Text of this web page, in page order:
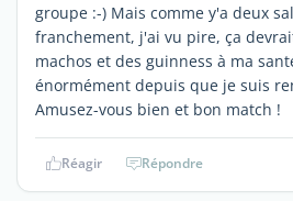
groupe :-) Mais comme y'a deux
franchement, j'ai vu pire, ça
machos et des guinness à ma
énormément depuis que je suis
Amusez-vous bien et bon match !
Réagir Répondre